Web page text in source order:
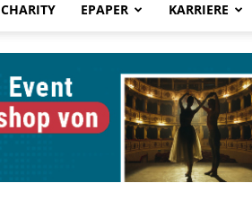
Frankfurter
CHARITY EPAPER KARRIERE